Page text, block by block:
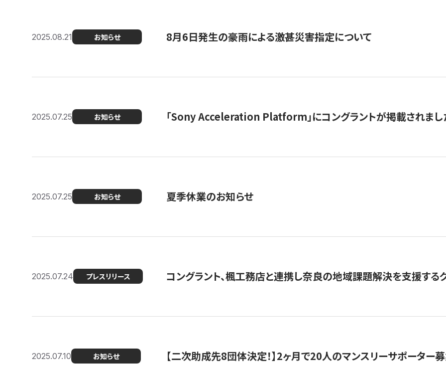
2025.08.21 お知らせ 8月6日発生の豪雨による激甚災害指定について
2025.07.25 お知らせ 「Sony Acceleration Platform」にコングラントが掲載されまし
2025.07.25 お知らせ 夏季休業のお知らせ
2025.07.24 プレスリリース コングラント、楓工務店と連携し奈良の地域課題解決を支援する
2025.07.10 お知らせ 【二次助成先8団体決定！】2ヶ月で20人のマンスリーサポーター